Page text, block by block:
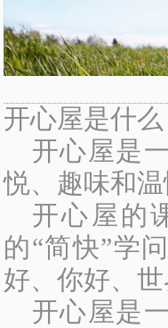
开心屋是什么
开心屋是
悦、趣味和
开心屋的
的“简快”学
好、你好、
开心屋是